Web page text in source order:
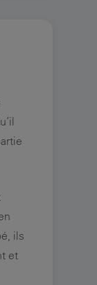
ils
et